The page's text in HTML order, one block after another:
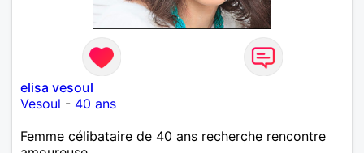
elisa vesoul
Vesoul - 40 ans
Femme célibataire de 40 ans recherche rencontre